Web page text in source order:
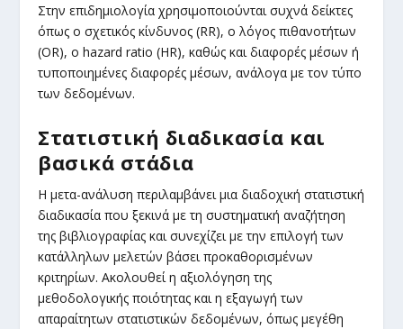
Στην επιδημιολογία χρησιμοποιούνται συχνά δείκτες
όπως ο σχετικός κίνδυνος (RR), ο λόγος πιθανοτήτων
(OR), ο hazard ratio (HR), καθώς και διαφορές μέσων ή
τυποποιημένες διαφορές μέσων, ανάλογα με τον τύπο
των δεδομένων.
Στατιστική διαδικασία και
βασικά στάδια
Η μετα-ανάλυση περιλαμβάνει μια διαδοχική στατιστική
διαδικασία που ξεκινά με τη συστηματική αναζήτηση
της βιβλιογραφίας και συνεχίζει με την επιλογή των
κατάλληλων μελετών βάσει προκαθορισμένων
κριτηρίων. Ακολουθεί η αξιολόγηση της
μεθοδολογικής ποιότητας και η εξαγωγή των
απαραίτητων στατιστικών δεδομένων, όπως μεγέθη